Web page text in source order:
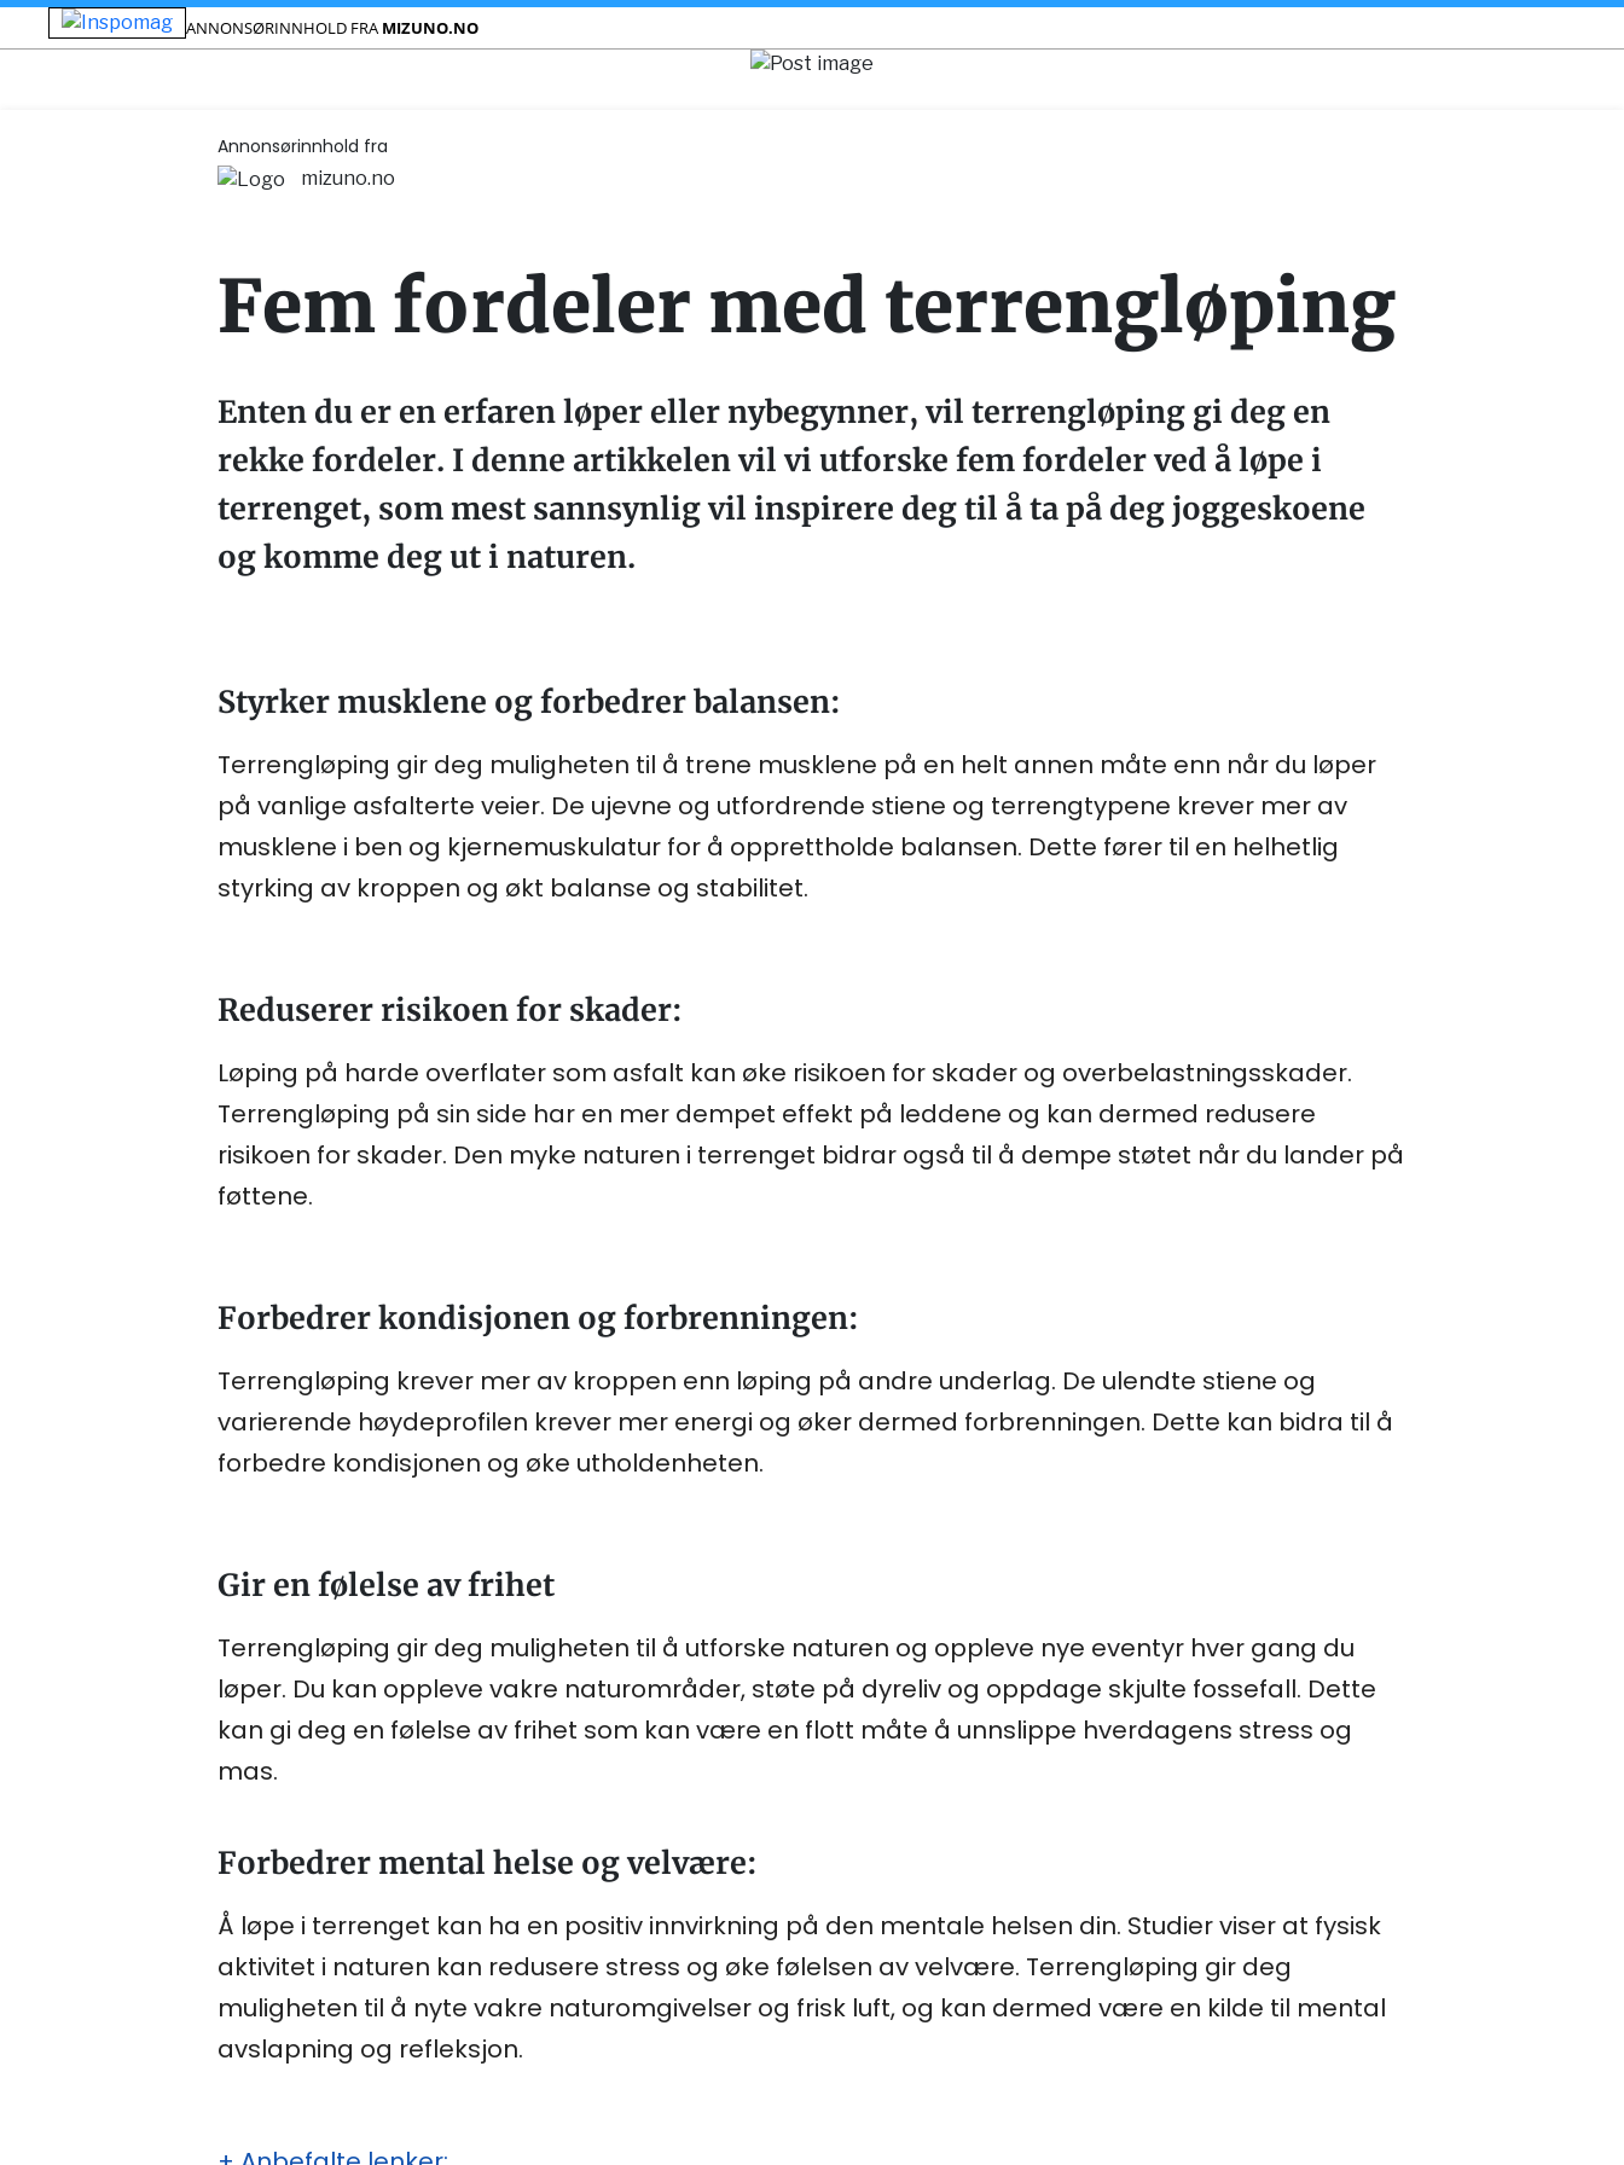
ANNONSØRINNHOLD FRA MIZUNO.NO
Annonsørinnhold fra
mizuno.no
Fem fordeler med terrengløping
Enten du er en erfaren løper eller nybegynner, vil terrengløping gi deg en
rekke fordeler. I denne artikkelen vil vi utforske fem fordeler ved å løpe i
terrenget, som mest sannsynlig vil inspirere deg til å ta på deg joggeskoene
og komme deg ut i naturen.
Styrker musklene og forbedrer balansen:
Terrengløping gir deg muligheten til å trene musklene på en helt annen måte enn når du løper
på vanlige asfalterte veier. De ujevne og utfordrende stiene og terrengtypene krever mer av
musklene i ben og kjernemuskulatur for å opprettholde balansen. Dette fører til en helhetlig
styrking av kroppen og økt balanse og stabilitet.
Reduserer risikoen for skader:
Løping på harde overflater som asfalt kan øke risikoen for skader og overbelastningsskader.
Terrengløping på sin side har en mer dempet effekt på leddene og kan dermed redusere
risikoen for skader. Den myke naturen i terrenget bidrar også til å dempe støtet når du lander på
føttene.
Forbedrer kondisjonen og forbrenningen:
Terrengløping krever mer av kroppen enn løping på andre underlag. De ulendte stiene og
varierende høydeprofilen krever mer energi og øker dermed forbrenningen. Dette kan bidra til å
forbedre kondisjonen og øke utholdenheten.
Gir en følelse av frihet
Terrengløping gir deg muligheten til å utforske naturen og oppleve nye eventyr hver gang du
løper. Du kan oppleve vakre naturområder, støte på dyreliv og oppdage skjulte fossefall. Dette
kan gi deg en følelse av frihet som kan være en flott måte å unnslippe hverdagens stress og
mas.
Forbedrer mental helse og velvære:
Å løpe i terrenget kan ha en positiv innvirkning på den mentale helsen din. Studier viser at fysisk
aktivitet i naturen kan redusere stress og øke følelsen av velvære. Terrengløping gir deg
muligheten til å nyte vakre naturomgivelser og frisk luft, og kan dermed være en kilde til mental
avslapning og refleksjon.